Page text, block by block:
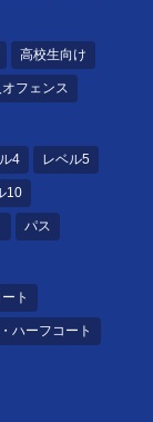
高校生向け
フェンス
4 レベル5
10
パス
ト
ハーフコート